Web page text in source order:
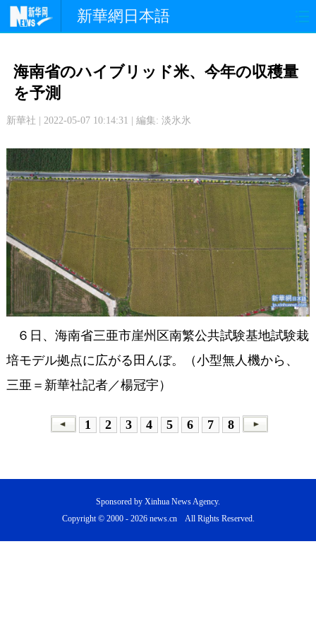
新華網日本語
文 化
中日交流 国 際
写 真
海南省のハイブリッド米、今年の収穫量
を予測
新華社 | 2022-05-07 10:14:31 | 編集: 淡氷氷
６日、海南省三亜市崖州区南繁公共試験基地試験栽
培モデル拠点に広がる田んぼ。（小型無人機から、
三亜＝新華社記者／楊冠宇）
1 2 3 4 5 6 7 8
Sponsored by Xinhua News Agency.
Copyright © 2000 - 2026 news.cn All Rights Reserved.